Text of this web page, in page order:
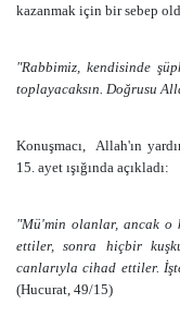
kazanmak için bir sebep
"Rabbimiz, kendisinde
toplayacaksın. Doğrusu
Konuşmacı, Allah'ın
15. ayet ışığında açıkladı:
"Mü'min olanlar, ancak o
ettiler, sonra hiçbir
canlarıyla cihad ettiler.
(Hucurat, 49/15)